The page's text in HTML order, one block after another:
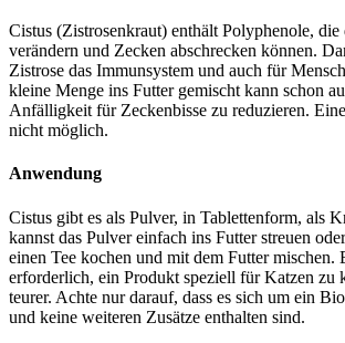
Cistus (Zistrosenkraut) enthält Polyphenole, die
verändern und Zecken abschrecken können.
Zistrose das Immunsystem und auch für
kleine Menge ins Futter gemischt kann schon
Anfälligkeit für Zeckenbisse zu reduzieren.
nicht möglich.
Anwendung
Cistus gibt es als Pulver, in Tablettenform, als
kannst das Pulver einfach ins Futter streuen
einen Tee kochen und mit dem Futter mischen.
erforderlich, ein Produkt speziell für Katzen zu
teurer. Achte nur darauf, dass es sich um ein
und keine weiteren Zusätze enthalten sind.